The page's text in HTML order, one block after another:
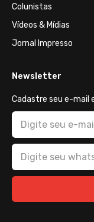
Colunistas
Vídeos & Mídias
Jornal Impresso
Newsletter
Cadastre seu e-mail